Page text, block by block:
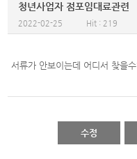
청년사업자 점포임대료관련
2022-02-25 Hit : 219
서류가 안보이는데 어디서 찾을수
수정